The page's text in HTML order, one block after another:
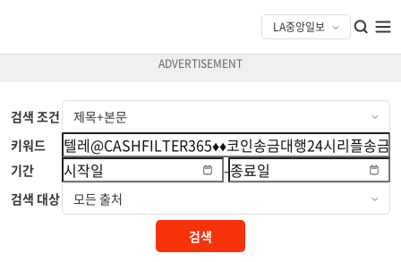
검색 조건
키워드
기간
-
검색 대상
검색